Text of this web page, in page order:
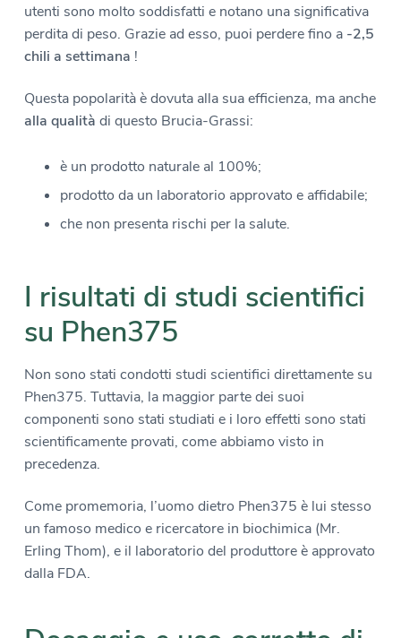
utenti sono molto soddisfatti e notano una significativa
perdita di peso. Grazie ad esso, puoi perdere fino a -2,5
chili a settimana !
Questa popolarità è dovuta alla sua efficienza, ma anche
alla qualità di questo Brucia-Grassi:
è un prodotto naturale al 100%;
prodotto da un laboratorio approvato e affidabile;
che non presenta rischi per la salute.
I risultati di studi scientifici
su Phen375
Non sono stati condotti studi scientifici direttamente su
Phen375. Tuttavia, la maggior parte dei suoi
componenti sono stati studiati e i loro effetti sono stati
scientificamente provati, come abbiamo visto in
precedenza.
Come promemoria, l’uomo dietro Phen375 è lui stesso
un famoso medico e ricercatore in biochimica (Mr.
Erling Thom), e il laboratorio del produttore è approvato
dalla FDA.